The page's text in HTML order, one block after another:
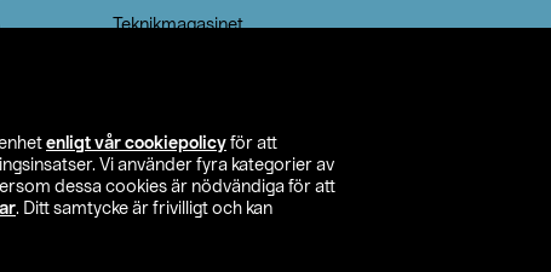
enligt vår cookiepolicy för att
Vi använder fyra kategorier av
dessa cookies är nödvändiga för att
. Ditt samtycke är frivilligt och kan
Teknikmagasinet